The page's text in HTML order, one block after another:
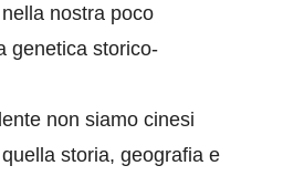
nella nostra poco
genetica storico-
non siamo cinesi
storia, geografia e